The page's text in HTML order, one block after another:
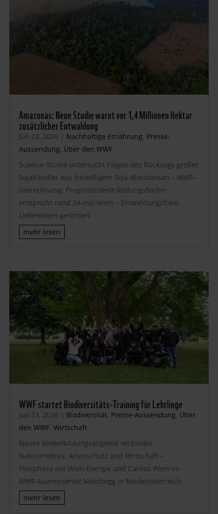
Amazonas: Neue Studie warnt vor 1,4 Millionen Hektar
zusätzlicher Entwaldung
Juli 23, 2026 | Nachhaltige Ernährung, Presse-
Aussendung, Über den WWF
Science-Studie untersucht Folgen des Rückzugs großer
Sojahändler aus freiwilligem Soja-Moratorium – WWF-
Umrechnung: Prognostizierte Rodungsfläche
entspricht rund 34-mal Wien – Entwaldungsfreie
Lieferketten gefordert
mehr lesen
WWF startet Biodiversitäts-Training für Lehrlinge
Juli 23, 2026 | Biodiversität, Presse-Aussendung, Über
den WWF, Wirtschaft
Neues Weiterbildungsangebot verbindet
Naturerlebnis, Artenschutz und Wirtschaft –
Pilotphase mit Wien Energie und Caritas Wien im
WWF-Auenreservat Marchegg in Niederösterreich
mehr lesen